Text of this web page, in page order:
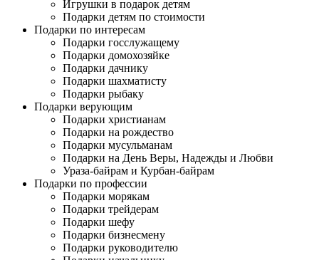
Игрушки в подарок детям
Подарки детям по стоимости
Подарки по интересам
Подарки госслужащему
Подарки домохозяйке
Подарки дачнику
Подарки шахматисту
Подарки рыбаку
Подарки верующим
Подарки христианам
Подарки на рождество
Подарки мусульманам
Подарки на День Веры, Надежды и Любви
Ураза-байрам и Курбан-байрам
Подарки по профессии
Подарки морякам
Подарки трейдерам
Подарки шефу
Подарки бизнесмену
Подарки руководителю